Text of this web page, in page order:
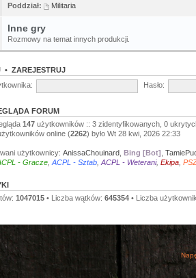
Poddział:
Militaria
Inne gry
Rozmowy na temat innych produkcji.
• ZAREJESTRUJ
Hasło:
FORUM
147 użytkowników :: 3 zidentyfikowanych, 0
online (2262) było Wt 28 kwi, 2026 22:33
użytkownicy: AnissaChouinard Bing [Bot]
- Gracze ACPL - Sztab ACPL - Weterani, Ekipa
1047015 • Liczba wątków: 645354 • Liczba